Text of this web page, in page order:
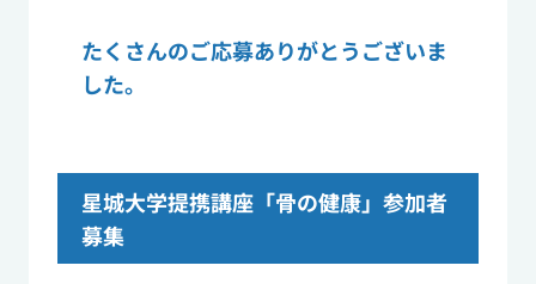
たくさんのご応募ありがとうございま
した。
星城大学提携講座「骨の健康」参加者
募集